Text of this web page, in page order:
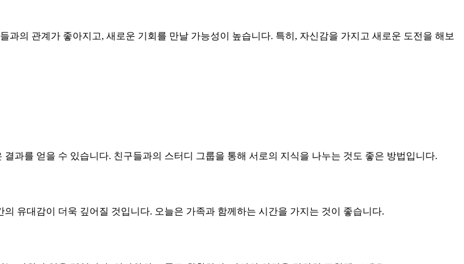
의 관계가 좋아지고, 새로운 기회를 만날 가능성이 높습니다. 특히, 자신감을 가지고 새로운 도전을 해보
과를 얻을 수 있습니다. 친구들과의 스터디 그룹을 통해 서로의 지식을 나누는 것도 좋은 방법입니다.
유대감이 더욱 깊어질 것입니다. 오늘은 가족과 함께하는 시간을 가지는 것이 좋습니다.